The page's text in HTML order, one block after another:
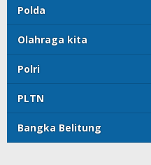
Polda
Olahraga kita
Polri
PLTN
Bangka Belitung